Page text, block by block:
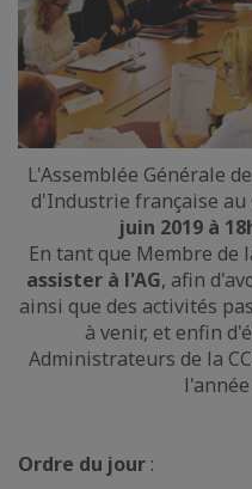
L'Assemblée Générale
d'Industrie française au
juin 2019 à
En tant que Membre de
assister à l'AG, afin
ainsi que des activités
à venir, et enfin
Administrateurs de la
Ordre du jour :